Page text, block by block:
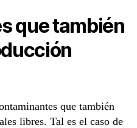
que también
que también
libres. Tal es el caso de